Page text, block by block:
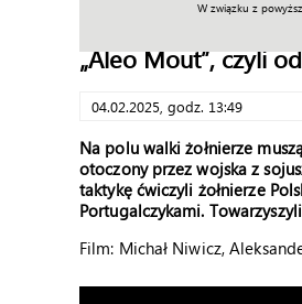
W związku z
„Aleo Mout”, czyli
04.02.2025, godz. 13:49
Na polu walki żołnierze
otoczony przez wojska z
taktykę ćwiczyli żołnierze
Portugalczykami.
Film: Michał Niwicz,